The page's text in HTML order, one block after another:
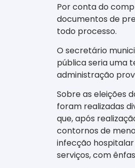
Por conta do
documentos de
todo processo.
O secretário
pública seria uma
administração
Sobre as eleições
foram realizadas
que, após
contornos de
infecção
serviços, com